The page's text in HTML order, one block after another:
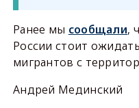
Ранее мы сообщали,
России стоит
мигрантов с
Андрей Мединский